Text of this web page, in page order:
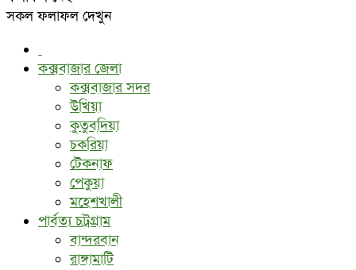
সকল ফলাফল দেখুন
কক্সবাজার জেলা
কক্সবাজার সদর
উখিয়া
কুতুবদিয়া
চকরিয়া
টেকনাফ
পেকুয়া
মহেশখালী
পার্বত্য চট্রগ্রাম
বান্দরবান
রাঙ্গামাটি